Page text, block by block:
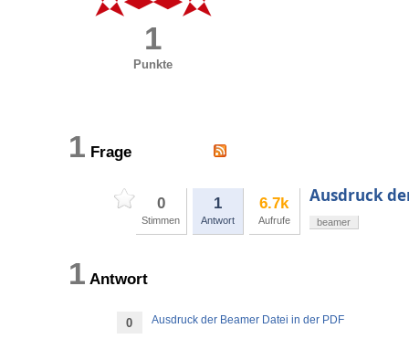
1
Punkte
1 Frage
0
Stimmen
1
Antwort
6.7k
Aufrufe
Ausdruck
beamer
1 Antwort
0 Ausdruck der Beamer Datei in der PDF